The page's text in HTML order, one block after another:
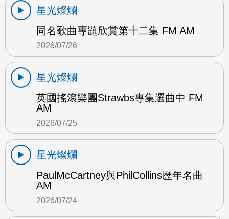
星光燦爛
同名歌曲專題欣賞第十二集 FM AM
2026/07/26
星光燦爛
英國搖滾樂團Strawbs專集選曲中 FM
AM
2026/07/25
星光燦爛
PaulMcCartney與PhilCollins歷年名曲
AM
2026/07/24